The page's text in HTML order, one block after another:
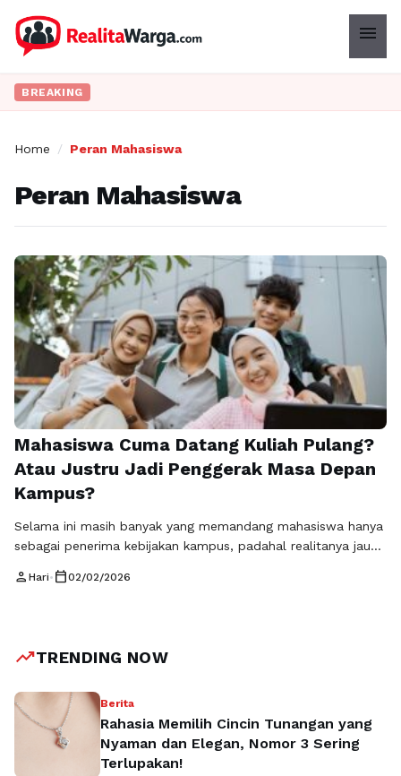
menu
BREAKING
Home / Peran Mahasiswa
Peran Mahasiswa
Mahasiswa Cuma Datang Kuliah Pulang?
Atau Justru Jadi Penggerak Masa Depan
Kampus?
Selama ini masih banyak yang memandang mahasiswa hanya
sebagai penerima kebijakan kampus, padahal realitanya jauh
kampus bukan sekadar pelengkap, melainkan elemen penting
budaya kampus dalam keseharian. Dari pengalaman …
person Hari• calendar_today02/02/2026
trending_upTRENDING NOW
Berita
Rahasia Memilih Cincin Tunangan yang
Nyaman dan Elegan, Nomor 3 Sering
Terlupakan!